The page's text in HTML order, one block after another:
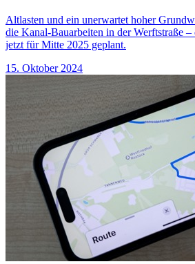
Altlasten und ein unerwartet hoher
die Kanal-Bauarbeiten in der Werftstraße
jetzt für Mitte 2025 geplant.
15. Oktober 2024